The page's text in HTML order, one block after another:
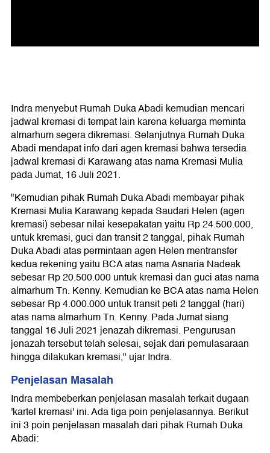
Indra menyebut Rumah Duka Abadi kemudian mencari
jadwal kremasi di tempat lain karena keluarga meminta
almarhum segera dikremasi. Selanjutnya Rumah Duka
Abadi mendapat info dari agen kremasi bahwa tersedia
jadwal kremasi di Karawang atas nama Kremasi Mulia
pada Jumat, 16 Juli 2021.
"Kemudian pihak Rumah Duka Abadi membayar pihak
Kremasi Mulia Karawang kepada Saudari Helen (agen
kremasi) sebesar nilai kesepakatan yaitu Rp 24.500.000,
untuk kremasi, guci dan transit 2 tanggal, pihak Rumah
Duka Abadi atas permintaan agen Helen mentransfer
kedua rekening yaitu BCA atas nama Asnaria Nadeak
sebesar Rp 20.500.000 untuk kremasi dan guci atas nama
almarhum Tn. Kenny. Kemudian ke BCA atas nama Helen
sebesar Rp 4.000.000 untuk transit peti 2 tanggal (hari)
atas nama almarhum Tn. Kenny. Pada Jumat siang
tanggal 16 Juli 2021 jenazah dikremasi. Pengurusan
jenazah tersebut telah selesai, sejak dari pemulasaraan
hingga dilakukan kremasi," ujar Indra.
Penjelasan Masalah
Indra membeberkan penjelasan masalah terkait dugaan
'kartel kremasi' ini. Ada tiga poin penjelasannya. Berikut
ini 3 poin penjelasan masalah dari pihak Rumah Duka
Abadi: